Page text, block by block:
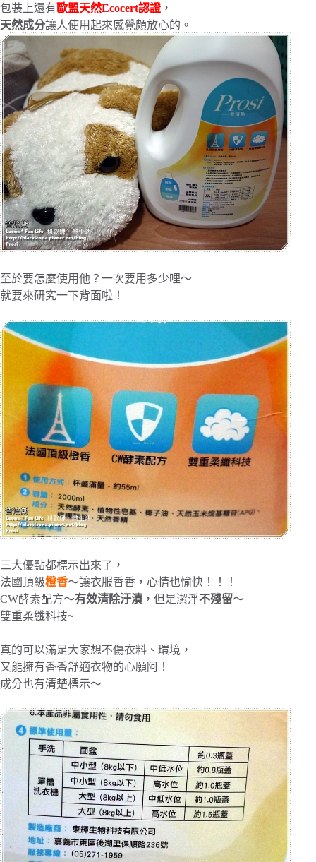
包裝上還有 歐盟天然Ecocert認證，
天然成分讓人使用起來感覺頗放心的。
至於要怎麼使用他？一次要用多少哩～
就要來研究一下背面啦！
三大優點都標示出來了，
法國頂級橙香～讓衣服香香，心情也愉快！！！
CW酵素配方～有效清除汙漬 ，但是潔淨不殘留～
雙重柔纖科技~
真的可以滿足大家想不傷衣料、環境，
又能擁有香香舒適衣物的心願阿！
成分也有清楚標示～